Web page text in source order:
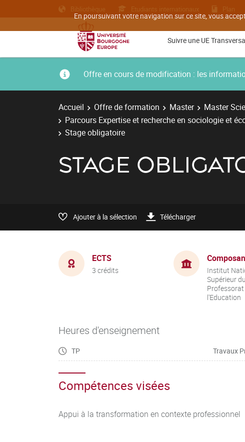
En poursuivant votre navigation sur ce site, vous
Bibliothèque Etudiants internationaux Plan
Suivre une UE
Offre en cours de modification : les
Accueil Offre de formation Master
Master
Parcours Expertise et recherche en sociologie et
Stage obligatoire
STAGE
Ajouter à la sélection Télécharger
ECTS
3 crédits
Institut
Supérieur du
Professorat
l'Education
Heures d'enseignement
TP Travaux
Compétences visées
Appui à la transformation en contexte professionnel